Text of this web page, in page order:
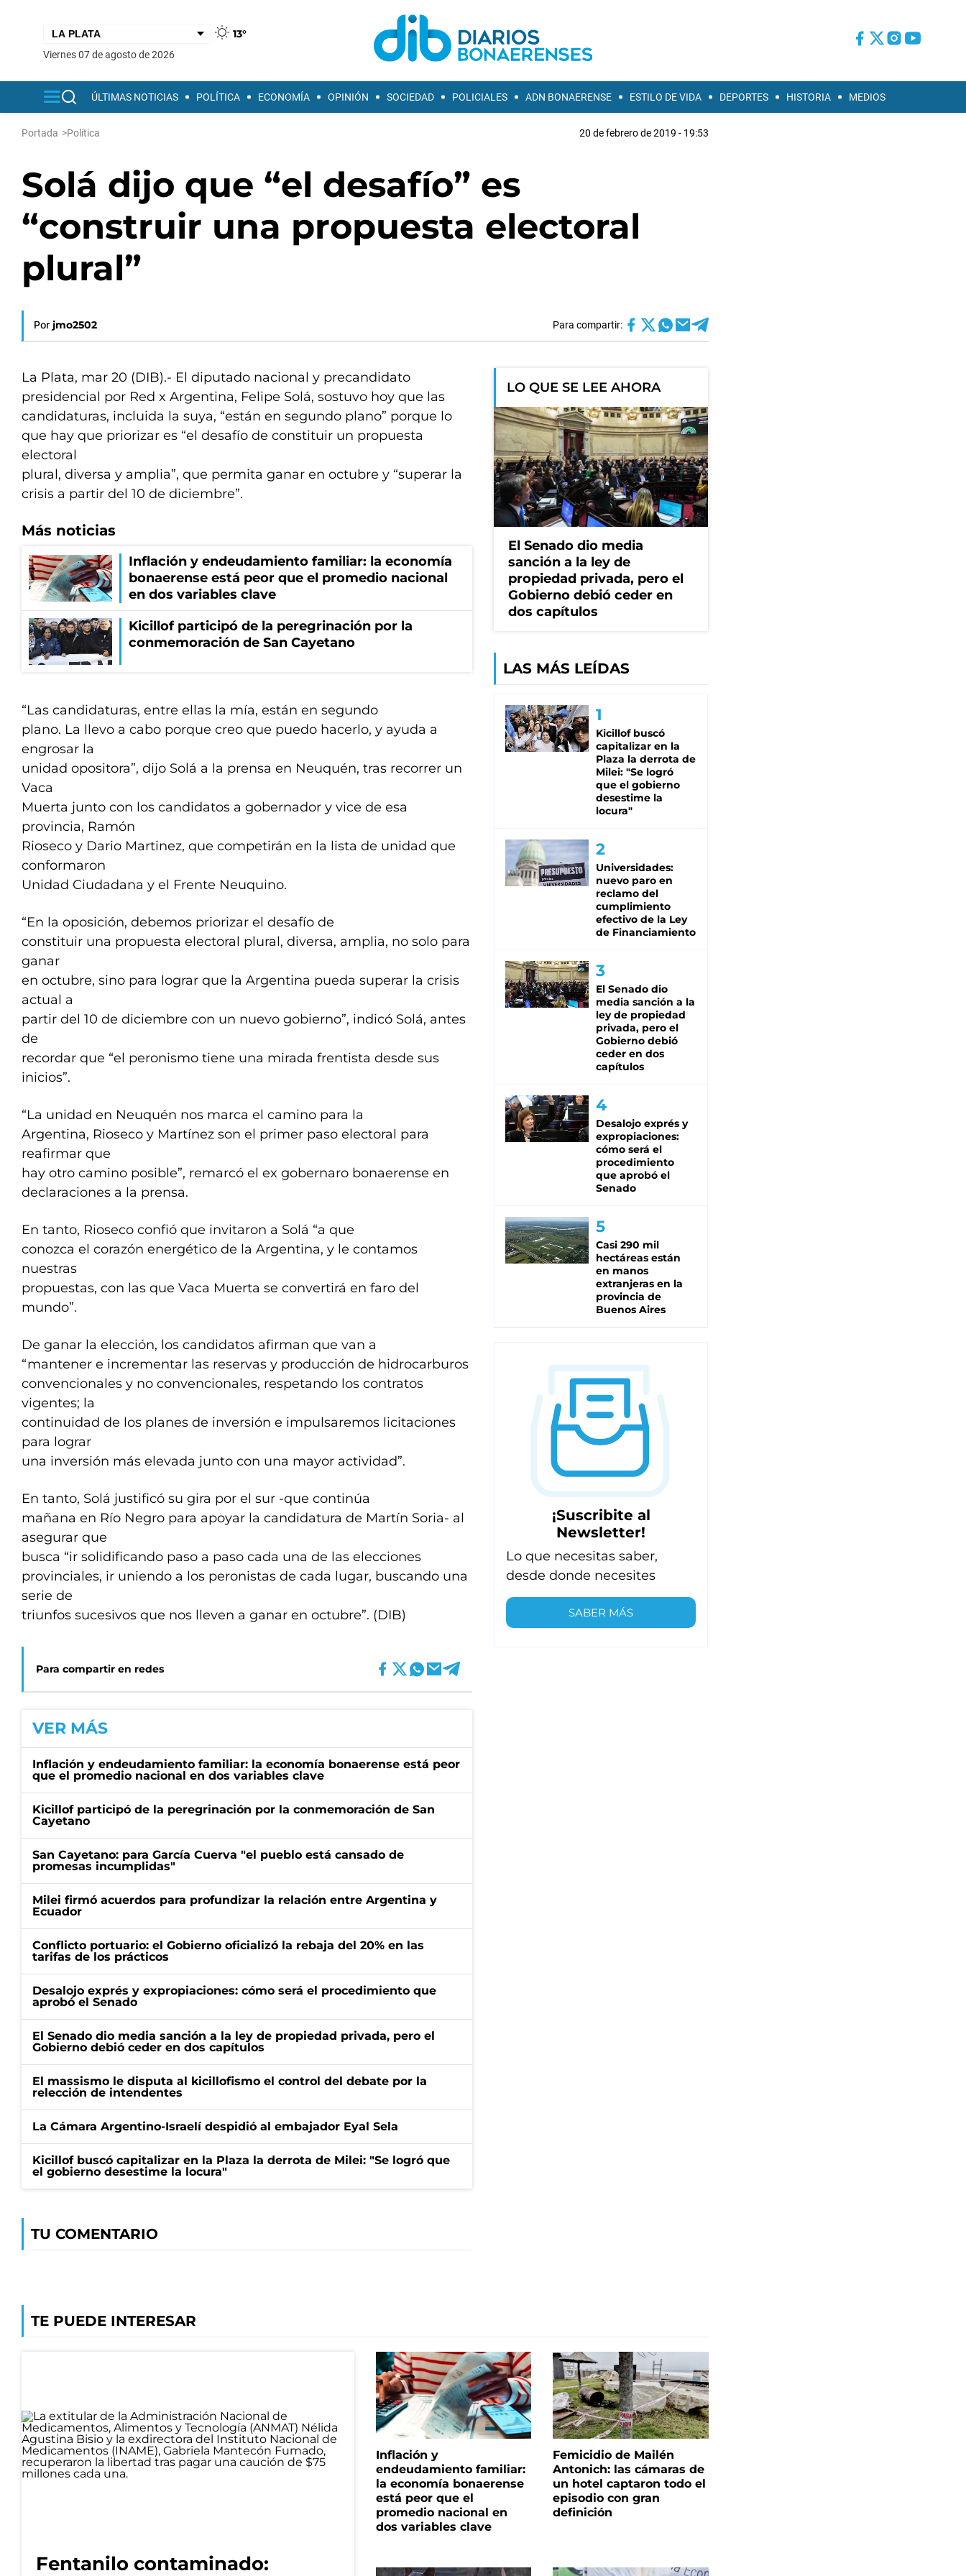
13°
viernes 07 de agosto de 2026
ÚLTIMAS NOTICIAS POLÍTICA ECONOMÍA OPINIÓN SOCIEDAD POLICIALES ADN BONAERENSE ESTILO DE VIDA DEPORTES HISTORIA MEDIOS
Portada >Política 20 de febrero de 2019 - 19:53
Solá dijo que “el desafío” es
“construir una propuesta electoral
plural”
Por jmo2502 Para compartir:
La Plata, mar 20 (DIB).- El diputado nacional y precandidato
presidencial por Red x Argentina, Felipe Solá, sostuvo hoy que las
candidaturas, incluida la suya, “están en segundo plano” porque lo
que hay que priorizar es “el desafío de constituir un propuesta
electoral
plural, diversa y amplia”, que permita ganar en octubre y “superar la
crisis a partir del 10 de diciembre”.
Más noticias
Inflación y endeudamiento familiar: la economía
bonaerense está peor que el promedio nacional
en dos variables clave
Kicillof participó de la peregrinación por la
conmemoración de San Cayetano
“Las candidaturas, entre ellas la mía, están en segundo
plano. La llevo a cabo porque creo que puedo hacerlo, y ayuda a
engrosar la
unidad opositora”, dijo Solá a la prensa en Neuquén, tras recorrer un
Vaca
Muerta junto con los candidatos a gobernador y vice de esa
provincia, Ramón
Rioseco y Dario Martinez, que competirán en la lista de unidad que
conformaron
Unidad Ciudadana y el Frente Neuquino.
“En la oposición, debemos priorizar el desafío de
constituir una propuesta electoral plural, diversa, amplia, no solo para
ganar
en octubre, sino para lograr que la Argentina pueda superar la crisis
actual a
partir del 10 de diciembre con un nuevo gobierno”, indicó Solá, antes
de
recordar que “el peronismo tiene una mirada frentista desde sus
inicios”.
“La unidad en Neuquén nos marca el camino para la
Argentina, Rioseco y Martínez son el primer paso electoral para
reafirmar que
hay otro camino posible”, remarcó el ex gobernaro bonaerense en
declaraciones a la prensa.
En tanto, Rioseco confió que invitaron a Solá “a que
conozca el corazón energético de la Argentina, y le contamos
nuestras
propuestas, con las que Vaca Muerta se convertirá en faro del
mundo”.
De ganar la elección, los candidatos afirman que van a
“mantener e incrementar las reservas y producción de hidrocarburos
convencionales y no convencionales, respetando los contratos
vigentes; la
continuidad de los planes de inversión e impulsaremos licitaciones
para lograr
una inversión más elevada junto con una mayor actividad”.
En tanto, Solá justificó su gira por el sur -que continúa
mañana en Río Negro para apoyar la candidatura de Martín Soria- al
asegurar que
busca “ir solidificando paso a paso cada una de las elecciones
provinciales, ir uniendo a los peronistas de cada lugar, buscando una
serie de
triunfos sucesivos que nos lleven a ganar en octubre”. (DIB)
Para compartir en redes
VER MÁS
Inflación y endeudamiento familiar: la economía bonaerense está peor
que el promedio nacional en dos variables clave
Kicillof participó de la peregrinación por la conmemoración de San
Cayetano
San Cayetano: para García Cuerva "el pueblo está cansado de
promesas incumplidas"
Milei firmó acuerdos para profundizar la relación entre Argentina y
Ecuador
Conflicto portuario: el Gobierno oficializó la rebaja del 20% en las
tarifas de los prácticos
Desalojo exprés y expropiaciones: cómo será el procedimiento que
aprobó el Senado
El Senado dio media sanción a la ley de propiedad privada, pero el
Gobierno debió ceder en dos capítulos
El massismo le disputa al kicillofismo el control del debate por la
relección de intendentes
La Cámara Argentino-Israelí despidió al embajador Eyal Sela
Kicillof buscó capitalizar en la Plaza la derrota de Milei: "Se logró que
el gobierno desestime la locura"
TU COMENTARIO
LO QUE SE LEE AHORA
El Senado dio media
sanción a la ley de
propiedad privada, pero el
Gobierno debió ceder en
dos capítulos
LAS MÁS LEÍDAS
Kicillof buscó
capitalizar en la
Plaza la derrota de
Milei: "Se logró
que el gobierno
desestime la
locura"
Universidades:
nuevo paro en
reclamo del
cumplimiento
efectivo de la Ley
de Financiamiento
El Senado dio
media sanción a la
ley de propiedad
privada, pero el
Gobierno debió
ceder en dos
capítulos
Desalojo exprés y
expropiaciones:
cómo será el
procedimiento
que aprobó el
Senado
Casi 290 mil
hectáreas están
en manos
extranjeras en la
provincia de
Buenos Aires
¡Suscribite al
Newsletter!
Lo que necesitas saber,
desde donde necesites
SABER MÁS
TE PUEDE INTERESAR
Fentanilo contaminado:
Inflación y
endeudamiento familiar:
la economía bonaerense
está peor que el
promedio nacional en
dos variables clave
Femicidio de Mailén
Antonich: las cámaras de
un hotel captaron todo el
episodio con gran
definición